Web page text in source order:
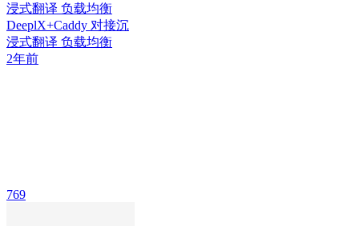
浸式翻译 负载均衡
DeeplX+Caddy 对接沉
浸式翻译 负载均衡
2年前
769